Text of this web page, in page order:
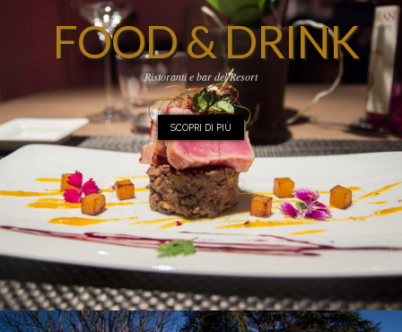
FOOD & DRINK
Ristoranti e bar del Resort
SCOPRI DI PIÙ